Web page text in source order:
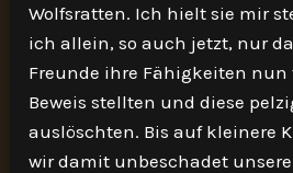
Wolfsratten. Ich hielt sie mir
ich allein, so auch jetzt, nur
Freunde ihre Fähigkeiten
Beweis stellten und diese
auslöschten. Bis auf kleinere
wir damit unbeschadet